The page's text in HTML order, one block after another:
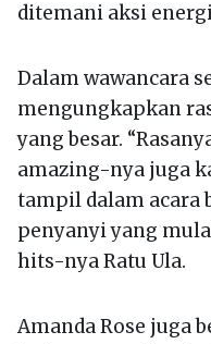
ditemani aksi
Dalam wawancara
mengungkapkan
yang besar.
amazing-nya juga
tampil dalam acara
penyanyi yang
hits-nya Ratu Ula.
Amanda Rose juga